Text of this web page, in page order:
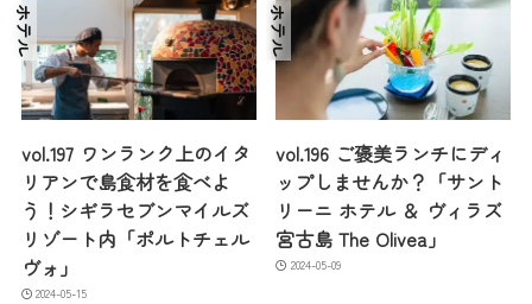
vol.197 ワンランク上のイタ
リアンで島食材を食べよ
う！シギラセブンマイルズ
リゾート内「ポルトチェル
ヴォ」
2024-05-15
ホテル
vol.196 ご褒美ランチにディ
ップしませんか？「サント
リーニ ホテル ＆ ヴィラズ
宮古島 The Olivea」
2024-05-09
ホテル